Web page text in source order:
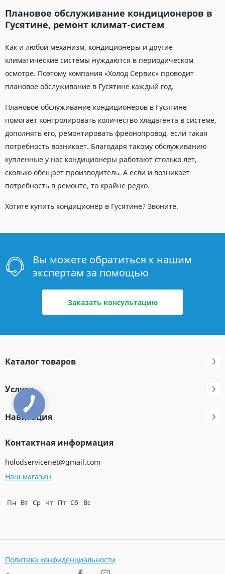
Плановое обслуживание кондиционеров в
Гусятине, ремонт климат-систем
Как и любой механизм, кондиционеры и другие
климатические системы нуждаются в периодическом
осмотре. Поэтому компания «Холод Сервис» проводит
плановое обслуживание в Гусятине каждый год.
Плановое обслуживание кондиционеров в Гусятине
помогает контролировать количество хладагента в системе,
дополнять его, ремонтировать фреонопровод, если такая
потребность возникает. Благодаря такому обслуживанию
купленные у нас кондиционеры работают столько лет,
сколько обещает производитель. А если и возникает
потребность в ремонте, то крайне редко.
Хотите купить кондиционер в Гусятине? Звоните.
Вы можете обратиться к нашим
экспертам за помощью
Заказать консультацию
Каталог товаров
Услуги
Навигация
Контактная информация
holodservicenet@gmail.com
Наш магазин
Пн Вт Ср Чт Пт Сб Вс
Политика конфиденциальности